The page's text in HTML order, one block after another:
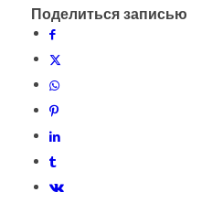
Поделиться записью